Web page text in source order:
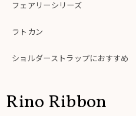
フェアリーシリーズ
ラトカン
ショルダーストラップにおすすめ
Rino Ribbon